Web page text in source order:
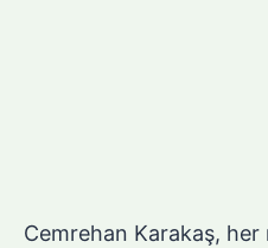
Cemrehan Karakaş,